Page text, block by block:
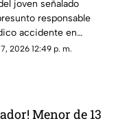
responsable
donde
pareja y bebé en
joven señalado
responsable
accidente en
rompe el silencio
2026 12:49 p. m.
Menor de 13